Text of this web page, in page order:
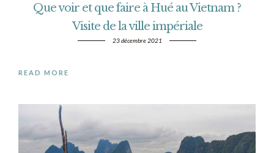
Que voir et que faire à Hué au Vietnam ?
Visite de la ville impériale
23 décembre 2021
READ MORE